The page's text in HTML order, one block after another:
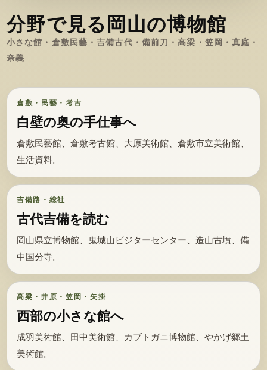
分野で見る岡山の博物館
小さな館・倉敷民藝・吉備古代・備前刀・高梁・笠岡・真庭・
奈義
倉敷・民藝・考古
白壁の奥の手仕事へ
倉敷民藝館、倉敷考古館、大原美術館、倉敷市立美術館、
生活資料。
吉備路・総社
古代吉備を読む
岡山県立博物館、鬼城山ビジターセンター、造山古墳、備
中国分寺。
高梁・井原・笠岡・矢掛
西部の小さな館へ
成羽美術館、田中美術館、カブトガニ博物館、やかげ郷土
美術館。